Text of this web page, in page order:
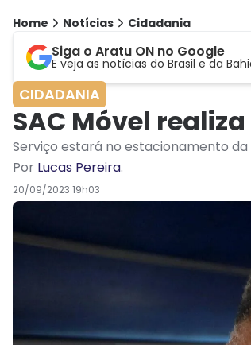
Home Notícias Cidadania
Siga o Aratu ON no Google
E veja as notícias do Brasil e da
CIDADANIA
SAC Móvel
Serviço estará no estacionamento
Por Lucas Pereira.
20/09/2023 19h03